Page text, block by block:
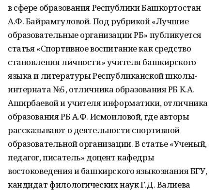
в сфере образования Республики Башкортостан
А.Ф. Байрамгуловой. Под рубрикой «Лучшие
образовательные организации РБ» публикуется
статья «Спортивное воспитание как средство
становления личности» учителя башкирского
языка и литературы Республиканской школы-
интерната №5, отличника образования РБ К.А.
Аширбаевой и учителя информатики, отличника
образования РБ А.Ф. Исмоиловой, где авторы
рассказывают о деятельности спортивной
образовательной организации. В статье «Ученый,
педагог, писатель» доцент кафедры
востоковедения и башкирского языкознания БГУ,
кандидат филологических наук Г.Д. Валиева